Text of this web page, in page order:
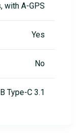
with A-GPS
Yes
No
Type-C 3.1